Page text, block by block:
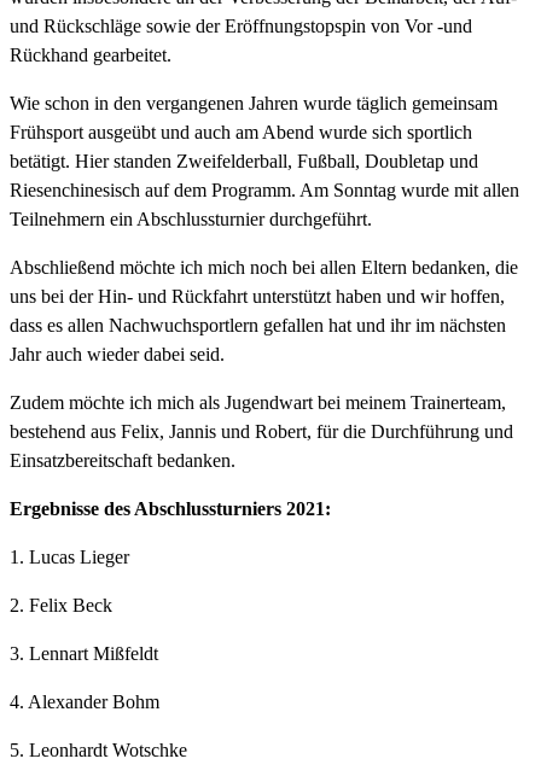
und Rückschläge sowie der Eröffnungstopspin von Vor -und
Rückhand gearbeitet.
Wie schon in den vergangenen Jahren wurde täglich gemeinsam
Frühsport ausgeübt und auch am Abend wurde sich sportlich
betätigt. Hier standen Zweifelderball, Fußball, Doubletap und
Riesenchinesisch auf dem Programm. Am Sonntag wurde mit allen
Teilnehmern ein Abschlussturnier durchgeführt.
Abschließend möchte ich mich noch bei allen Eltern bedanken, die
uns bei der Hin- und Rückfahrt unterstützt haben und wir hoffen,
dass es allen Nachwuchsportlern gefallen hat und ihr im nächsten
Jahr auch wieder dabei seid.
Zudem möchte ich mich als Jugendwart bei meinem Trainerteam,
bestehend aus Felix, Jannis und Robert, für die Durchführung und
Einsatzbereitschaft bedanken.
Ergebnisse des Abschlussturniers 2021:
1. Lucas Lieger
2. Felix Beck
3. Lennart Mißfeldt
4. Alexander Bohm
5. Leonhardt Wotschke